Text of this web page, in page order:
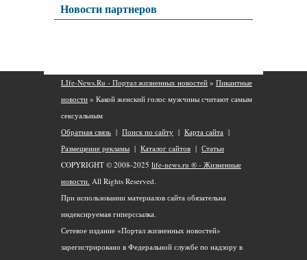
Новости партнеров
LIfe-News.Ru - Портал жизненных новостей » Пикантные
новости » Какой женский голос мужчины считают самым
сексуальным
Обратная связь | Поиск по сайту | Карта сайта |
Размещение рекламы | Каталог сайтов | Статьи
COPYRIGHT © 2008-2025 life-news.ru ® - Жизненные
новости. All Rights Reserved.
При использовании материалов сайта обязательна
индексируемая гиперссылка.
Сетевое издание «Портал жизненных новостей»
зарегистрировано в Федеральной службе по надзору в